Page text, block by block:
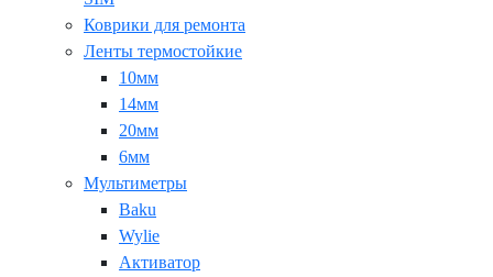
Коврики для ремонта
Ленты термостойкие
10мм
14мм
20мм
6мм
Мультиметры
Baku
Wylie
Активатор